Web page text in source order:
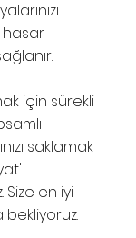
hasar
için sürekli
saklamak
en iyi
bekliyoruz.